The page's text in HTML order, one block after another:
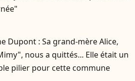
Dupont : Sa grand-mère Alice,
nous a quittés... Elle était un
pilier pour cette commune